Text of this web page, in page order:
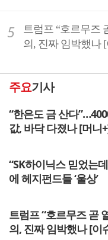
트럼프 “호르무즈
의, 진짜 임박했나
주요기사
“한은도 금 산다
값, 바닥 다졌나 [머니
“SK하이닉스 믿었는
에 헤지펀드들 ‘울상’
트럼프 “호르무즈 곧
의, 진짜 임박했나 [이